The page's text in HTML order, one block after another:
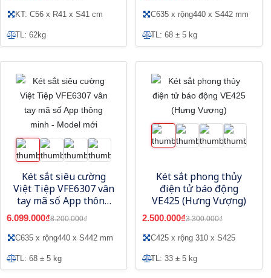
KT: C56 x R41 x S41 cm
TL: 62kg
C635 x rộng440 x S442 mm
TL: 68 ± 5 kg
Két sắt siêu cường
Việt Tiệp VFE6307 vân
tay mã số App thông
minh - Model mới
6.099.000₫8.200.000₫
C635 x rộng440 x S442 mm
TL: 68 ± 5 kg
Két sắt phong thủy
điện tử báo động
VE425 (Hưng Vượng)
2.500.000₫3.300.000₫
C425 x rộng 310 x S425
TL: 33 ± 5 kg